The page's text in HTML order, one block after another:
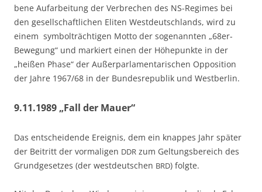
be­ne Auf­ar­bei­tung der Ver­bre­chen des NS-Regimes bei
den gesell­schaft­li­chen Eli­ten West­deutsch­lands, wird zu
einem sym­bol­träch­ti­gen Mot­to der soge­nann­ten „68er-
Bewe­gung“ und mar­kiert einen der Höhe­punk­te in der
„hei­ßen Pha­se“ der Außer­par­la­men­ta­ri­schen Oppo­si­ti­on
der Jah­re 1967/68 in der Bun­des­re­pu­blik und Westberlin.
9.11.1989 „Fall der Mauer“
Das ent­schei­den­de Ereig­nis, dem ein knap­pes Jahr spä­ter
der Bei­tritt der vor­ma­li­gen DDR zum Gel­tungs­be­reich des
Grund­ge­set­zes (der west­deut­schen BRD) folgte.